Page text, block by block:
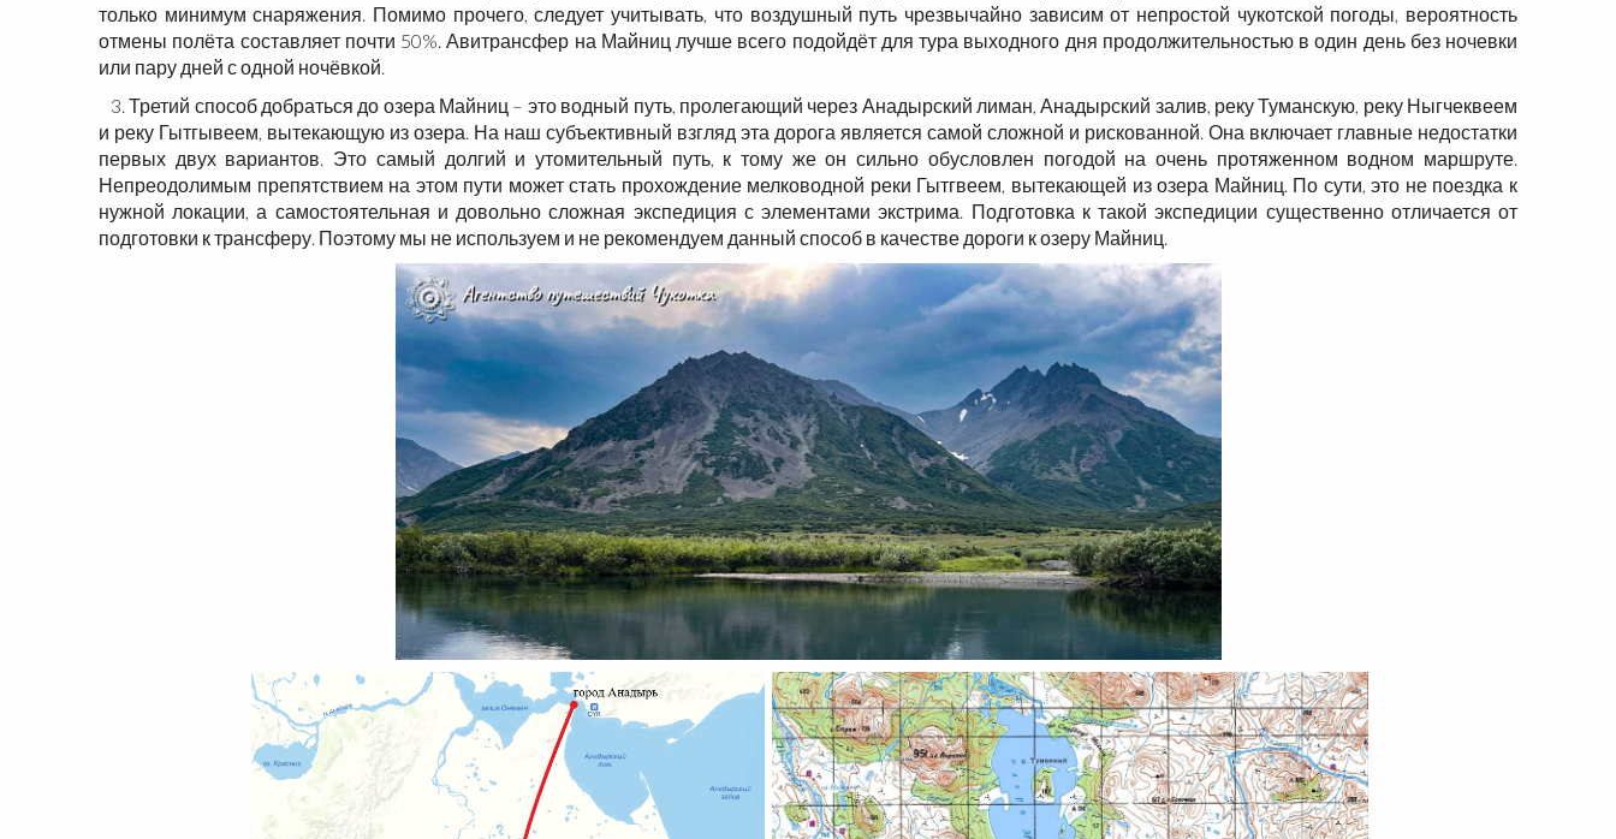
только минимум снаряжения. Помимо прочего, следует учитывать, что воздушный путь чрезвычайно зависим от непростой чукотской погоды, вероятность
отмены полёта составляет почти 50%. Авитрансфер на Майниц лучше всего подойдёт для тура выходного дня продолжительностью в один день без ночевки
или пару дней с одной ночёвкой.
3. Третий способ добраться до озера Майниц – это водный путь, пролегающий через Анадырский лиман, Анадырский залив, реку Туманскую, реку Ныгчеквеем
и реку Гытгывеем, вытекающую из озера. На наш субъективный взгляд эта дорога является самой сложной и рискованной. Она включает главные недостатки
первых двух вариантов. Это самый долгий и утомительный путь, к тому же он сильно обусловлен погодой на очень протяженном водном маршруте.
Непреодолимым препятствием на этом пути может стать прохождение мелководной реки Гытгвеем, вытекающей из озера Майниц. По сути, это не поездка к
нужной локации, а самостоятельная и довольно сложная экспедиция с элементами экстрима. Подготовка к такой экспедиции существенно отличается от
подготовки к трансферу. Поэтому мы не используем и не рекомендуем данный способ в качестве дороги к озеру Майниц.